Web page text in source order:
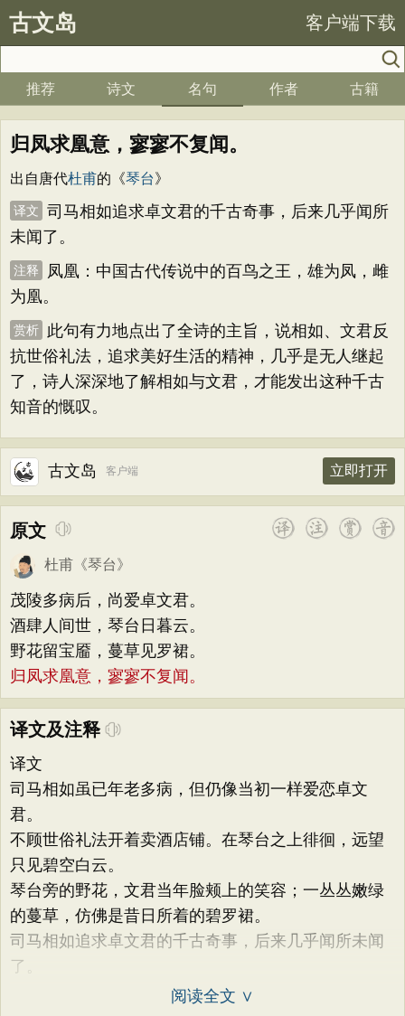
古文岛 客户端下载
推荐 诗文 名句 作者 古籍
归凤求凰意，寥寥不复闻。
出自唐代杜甫的《琴台》
译文
司马相如追求卓文君的千古奇事，后来几乎闻所
未闻了。
注释
凤凰：中国古代传说中的百鸟之王，雄为凤，雌
为凰。
赏析
此句有力地点出了全诗的主旨，说相如、文君反
抗世俗礼法，追求美好生活的精神，几乎是无人继起
了，诗人深深地了解相如与文君，才能发出这种千古
知音的慨叹。
古文岛 客户端 立即打开
原文
杜甫 《琴台》
茂陵多病后，尚爱卓文君。
酒肆人间世，琴台日暮云。
野花留宝靥，蔓草见罗裙。
归凤求凰意，寥寥不复闻。
译文及注释
译文
司马相如虽已年老多病，但仍像当初一样爱恋卓文
君。
不顾世俗礼法开着卖酒店铺。在琴台之上徘徊，远望
只见碧空白云。
琴台旁的野花，文君当年脸颊上的笑容；一丛丛嫩绿
的蔓草，仿佛是昔日所着的碧罗裙。
司马相如追求卓文君的千古奇事，后来几乎闻所未闻
了。
阅读全文 ∨